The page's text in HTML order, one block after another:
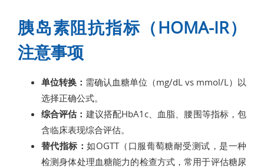
胰岛素阻抗指标（HOMA-IR）
注意事项
单位转换： 需确认血糖单位（mg/dL vs mmol/L）以
选择正确公式。
综合评估： 建议搭配HbA1c、血脂、腰围等指标，包
含临床表现综合评估。
替代指标：如OGTT（口服葡萄糖耐受测试，是一种
检测身体处理血糖能力的检查方式，常用于评估糖尿